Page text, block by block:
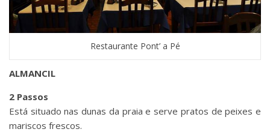
Restaurante Pont’ a Pé
ALMANCIL
2 Passos
Está situado nas dunas da praia e serve pratos de peixes e
mariscos frescos.